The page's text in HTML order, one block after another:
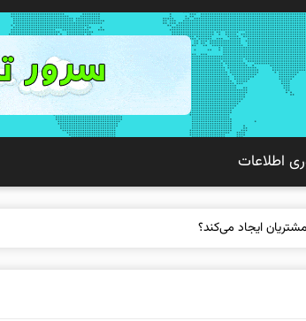
اطلاعات